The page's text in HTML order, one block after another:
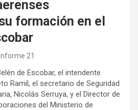
formación en el
Informe 21
de Escobar, el intendente
Ramil, el secretario de Seguridad
Nicolás Serruya, y el Director de
del Ministerio de